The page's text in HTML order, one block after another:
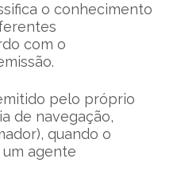
o conhecimento
com o
pelo próprio
de navegação,
quando o
agente